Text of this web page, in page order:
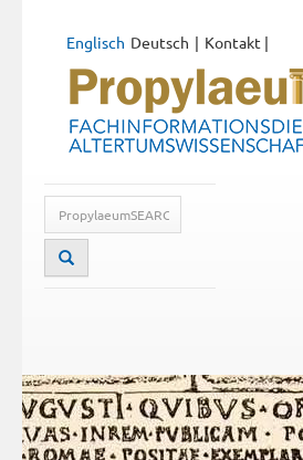
Deutsch
Englisch Kontakt |